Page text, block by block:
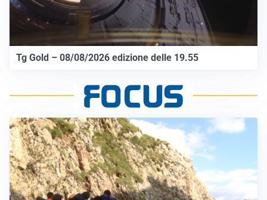
Tg Gold – 08/08/2026 edizione delle 19.55